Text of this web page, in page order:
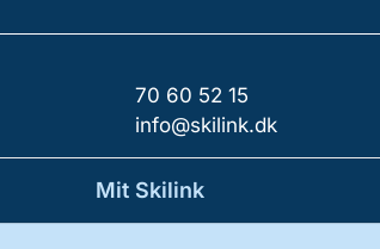
70 60 52 15
info@skilink.dk
Mit Skilink